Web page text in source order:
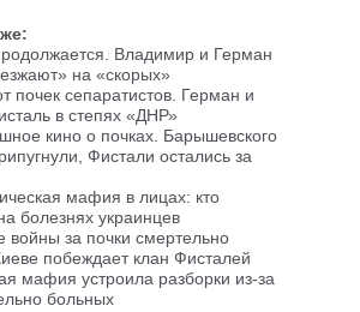
Владимир и Герман
на «скорых»
почек сепаратистов. Герман и
в степях «ДНР»
кино о почках. Барышевского
Фистали остались за
мафия в лицах: кто
болезнях украинцев
за почки смертельно
побеждает клан Фисталей
мафия устроила разборки из-за
больных